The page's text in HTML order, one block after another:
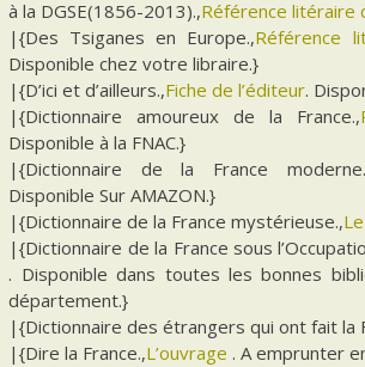
à la DGSE(1856-2013).,Référence litéraire
|{Des Tsiganes en Europe.,Référence
Disponible chez votre libraire.}
|{D’ici et d’ailleurs.,Fiche de l’éditeur.
|{Dictionnaire amoureux de la France.,
Disponible à la FNAC.}
|{Dictionnaire de la France
Disponible Sur AMAZON.}
|{Dictionnaire de la France mystérieuse.,
|{Dictionnaire de la France sous
. Disponible dans toutes les bonnes
département.}
|{Dictionnaire des étrangers qui ont fait la
|{Dire la France.,L’ouvrage . A emprunter